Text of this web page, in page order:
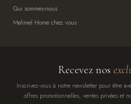
Qui sommes-nous
Melimel Home chez vous
Recevez nos
Inscrivez-vous à notre newsletter pour être
offres promotionnelles, ventes privées et